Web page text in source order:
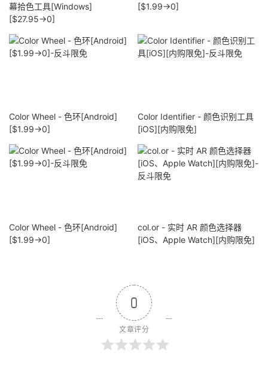
幕拾色工具[Windows]
[$27.95→0]
[$1.99→0]
Color Wheel - 色环[Android]
[$1.99→0]
Color Identifier - 颜色识别工具
[iOS][内购限免]
Color Wheel - 色环[Android]
[$1.99→0]
col.or - 实时 AR 颜色选择器
[iOS、Apple Watch][内购限免]
0
文章评分